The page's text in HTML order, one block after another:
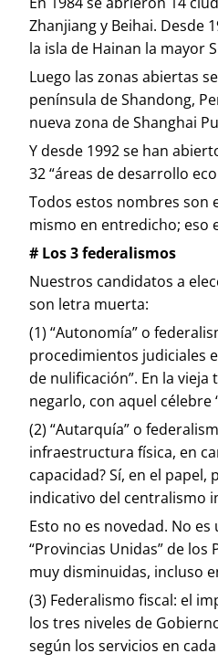
Zhanjiang y Beihai. Desde
la isla de Hainan la mayor
Luego las zonas abiertas
península de Shandong,
nueva zona de Shanghai
Y desde 1992 se han
32 “áreas de desarrollo
Todos estos nombres son
mismo en entredicho; eso
# Los 3 federalismos
Nuestros candidatos a
son letra muerta:
(1) “Autonomía” o
procedimientos judiciales
de nulificación”. En la
negarlo, con aquel célebre
(2) “Autarquía” o
infraestructura física, en
capacidad? Sí, en el
indicativo del centralismo
Esto no es novedad. No
“Provincias Unidas” de
muy disminuidas, incluso
(3) Federalismo fiscal: el
los tres niveles de
según los servicios en